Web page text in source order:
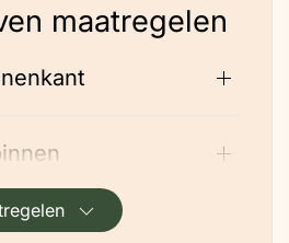
maatregelen